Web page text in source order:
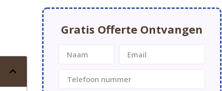
Gratis Offerte Ontvangen